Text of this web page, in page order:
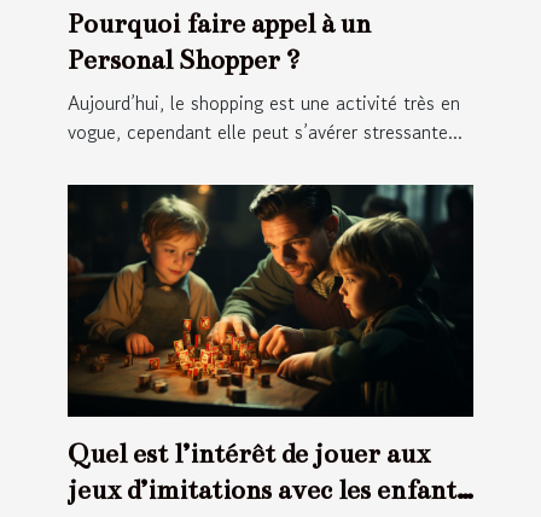
Pourquoi faire appel à un
Personal Shopper ?
Aujourd’hui, le shopping est une activité très en
vogue, cependant elle peut s’avérer stressante...
Quel est l’intérêt de jouer aux
jeux d’imitations avec les enfants